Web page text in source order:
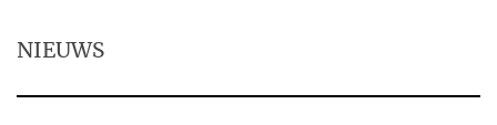
NIEUWS